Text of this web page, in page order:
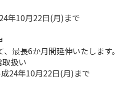
10月22日(月)まで
6か月間延伸いたします。
扱い
年10月22日(月)まで